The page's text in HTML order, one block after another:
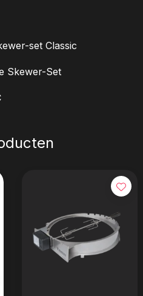
set Classic
Skewer-Set